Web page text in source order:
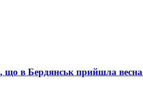
що в Бердянськ прийшла